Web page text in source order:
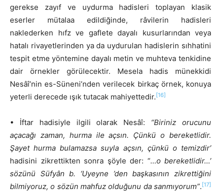
gerekse zayıf ve uydurma hadisleri toplayan klasik
eserler mütalaa edildiğinde, râvilerin hadisleri
naklederken hıfz ve gaflete dayalı kusurlarından veya
hatalı rivayetlerinden ya da uydurulan hadislerin sıhhatini
tespit etme yöntemine dayalı metin ve muhteva tenkidine
dair örnekler görülecektir. Mesela hadis münekkidi
Nesâî’nin es-Süneni’nden verilecek birkaç örnek, konuya
yeterli derecede ışık tutacak mahiyettedir.[16]
• İftar hadisiyle ilgili olarak Nesâî: “Biriniz orucunu
açacağı zaman, hurma ile açsın. Çünkü o bereketlidir.
Şayet hurma bulamazsa suyla açsın, çünkü o temizdir’
hadisini zikrettikten sonra şöyle der: “…o bereketlidir…’
sözünü Süfyân b. ‘Uyeyne ’den başkasının zikrettiğini
bilmiyoruz, o sözün mahfuz olduğunu da sanmıyorum”.[17]